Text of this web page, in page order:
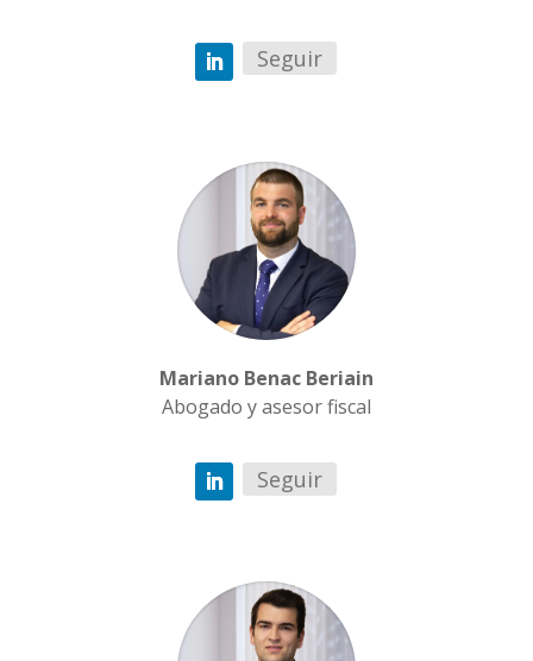
Seguir
Mariano Benac Beriain
Abogado y asesor fiscal
Seguir